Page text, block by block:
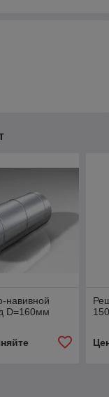
навивной
D=160мм